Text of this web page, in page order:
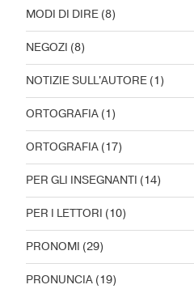
MODI DI DIRE (8)
NEGOZI (8)
NOTIZIE SULL'AUTORE (1)
ORTOGRAFIA (1)
ORTOGRAFIA (17)
PER GLI INSEGNANTI (14)
PER I LETTORI (10)
PRONOMI (29)
PRONUNCIA (19)